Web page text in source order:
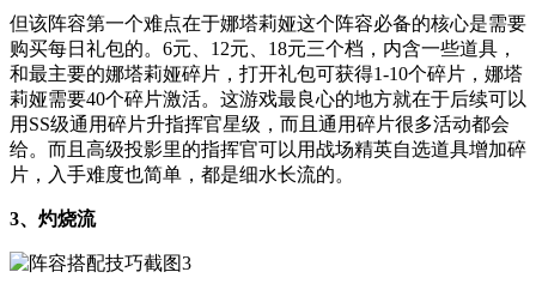
但该阵容第一个难点在于娜塔莉娅这个阵容必备的核心是需要
购买每日礼包的。6元、12元、18元三个档，内含一些道具，
和最主要的娜塔莉娅碎片，打开礼包可获得1-10个碎片，娜塔
莉娅需要40个碎片激活。这游戏最良心的地方就在于后续可以
用SS级通用碎片升指挥官星级，而且通用碎片很多活动都会
给。而且高级投影里的指挥官可以用战场精英自选道具增加碎
片，入手难度也简单，都是细水长流的。
3、灼烧流